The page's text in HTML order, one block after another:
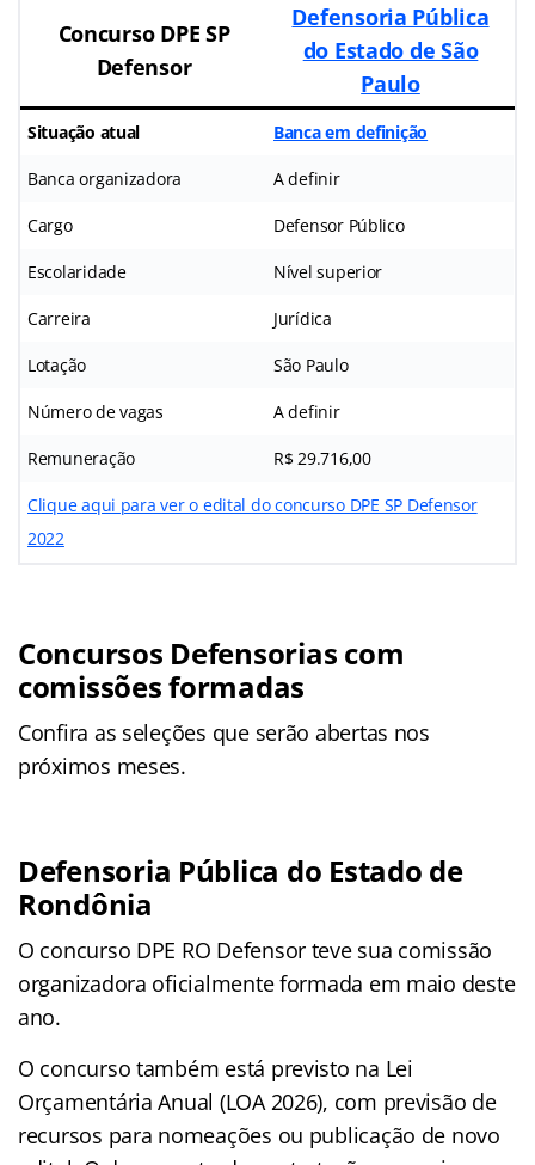
Concurso DPE SP
Defensor
Defensoria Pública
do Estado de São
Paulo
Situação atual Banca em definição
Banca organizadora A definir
Cargo Defensor Público
Escolaridade Nível superior
Carreira Jurídica
Lotação São Paulo
Número de vagas A definir
Remuneração R$ 29.716,00
Clique aqui para ver o edital do concurso DPE SP Defensor
2022
Concursos Defensorias com
comissões formadas
Confira as seleções que serão abertas nos
próximos meses.
Defensoria Pública do Estado de
Rondônia
O concurso DPE RO Defensor teve sua comissão
organizadora oficialmente formada em maio deste
ano.
O concurso também está previsto na Lei
Orçamentária Anual (LOA 2026), com previsão de
recursos para nomeações ou publicação de novo